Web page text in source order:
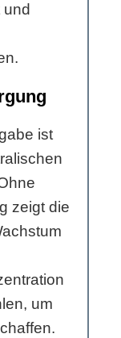
ist
zeigt die
um